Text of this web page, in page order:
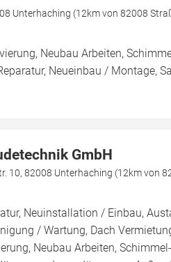
Unterhaching (12km von 82008
Neubau Arbeiten,
Neueinbau / Montage,
GmbH
10, 82008 Unterhaching (12km von
Neuinstallation / Einbau,
/ Wartung, Dach
Neubau Arbeiten,